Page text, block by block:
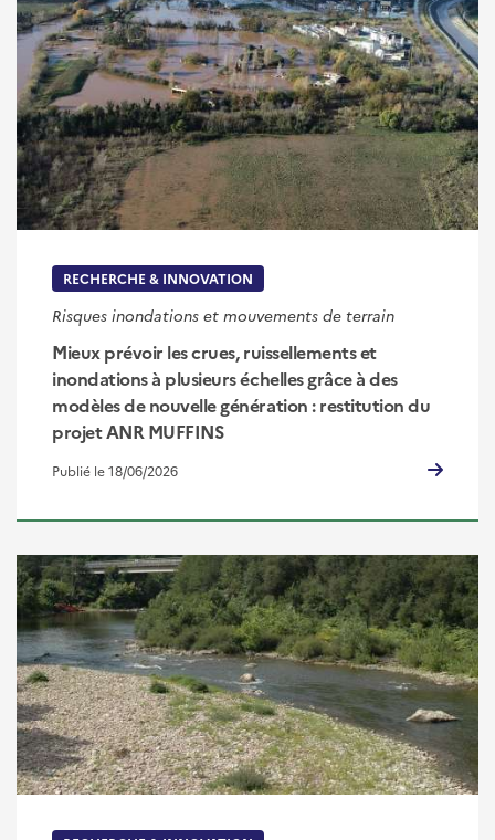
RECHERCHE & INNOVATION
Risques inondations et mouvements de terrain
Mieux prévoir les crues, ruissellements et
inondations à plusieurs échelles grâce à des
modèles de nouvelle génération : restitution du
projet ANR MUFFINS
Publié le 18/06/2026